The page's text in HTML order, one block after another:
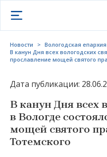
Открыть меню
Новости > Вологодская епархия
В канун Дня всех вологодских
прославление мощей святого
Дата публикации:
В канун Дня всех
в Вологде
мощей святого
Тотемского